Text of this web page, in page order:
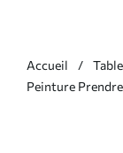
Accueil
Peinture